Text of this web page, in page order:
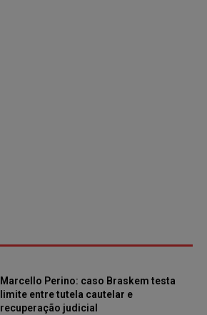
Marcello Perino: caso Braskem testa
limite entre tutela cautelar e
recuperação judicial